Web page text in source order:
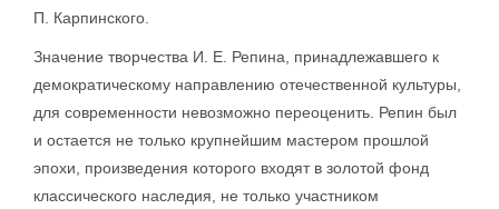
П. Карпинского.
Значение творчества И. Е. Репина, принадлежавшего к
демократическому направлению отечественной культуры,
для современности невозможно переоценить. Репин был
и остается не только крупнейшим мастером прошлой
эпохи, произведения которого входят в золотой фонд
классического наследия, не только участником